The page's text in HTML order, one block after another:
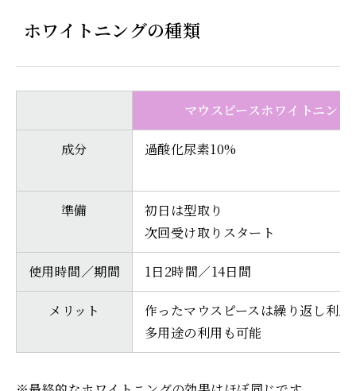
ホワイトニングの種類
マウスピースホワイトニング
成分 過酸化尿素10%
準備
初日は型取り
次回受け取りスタート
使用時間／期間 1日2時間／14日間
メリット
作ったマウスピースは繰り返し利用
多用途の利用も可能